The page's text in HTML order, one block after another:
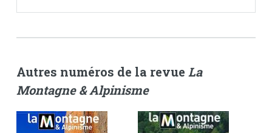
Autres numéros de la revue La
Montagne & Alpinisme